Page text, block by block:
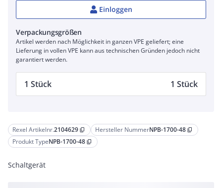
Rexel Artikelnr.2104629 content_copy Hersteller NummerNPB-1700-48 content_copy
Produkt TypeNPB-1700-48 content_copy
Schaltgerät
Einloggen
Verpackungsgrößen
Artikel werden nach Möglichkeit in ganzen VPE geliefert; eine
Lieferung in vollen VPE kann aus technischen Gründen jedoch nicht
garantiert werden.
1 Stück 1 Stück